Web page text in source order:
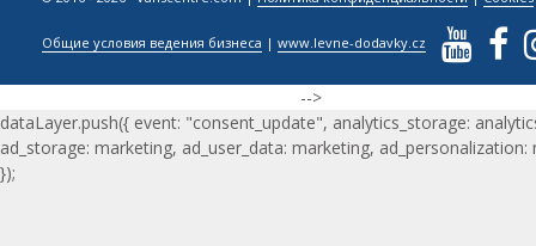
Общие условия ведения бизнеса |www.levne-dodavky.cz
-->
dataLayer.push({ event: "consent_update", analytics_storage:
ad_storage: marketing, ad_user_data: marketing, ad_personalization:
});